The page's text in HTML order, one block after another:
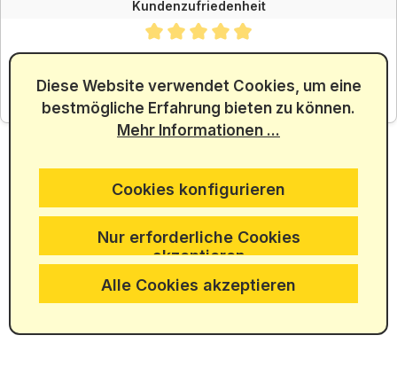
Kundenzufriedenheit
Durchschnittliche Bewertung von 4.88 von 5 Sternen
SEHR GUT
4.88/ 5.00
aus 5965 Bewertungen
Diese Website verwendet Cookies, um eine
bestmögliche Erfahrung bieten zu können.
Mehr Informationen ...
Alle Cookies akzeptieren
Cookies konfigurieren
Nur erforderliche Cookies
akzeptieren